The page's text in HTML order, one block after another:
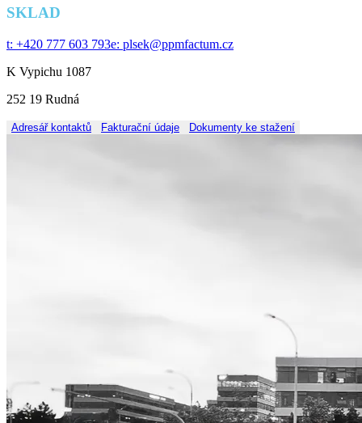
SKLAD
t: +420 777 603 793e: plsek@ppmfactum.cz
K Vypichu 1087
252 19 Rudná
Adresář kontaktů Fakturační údaje Dokumenty ke stažení